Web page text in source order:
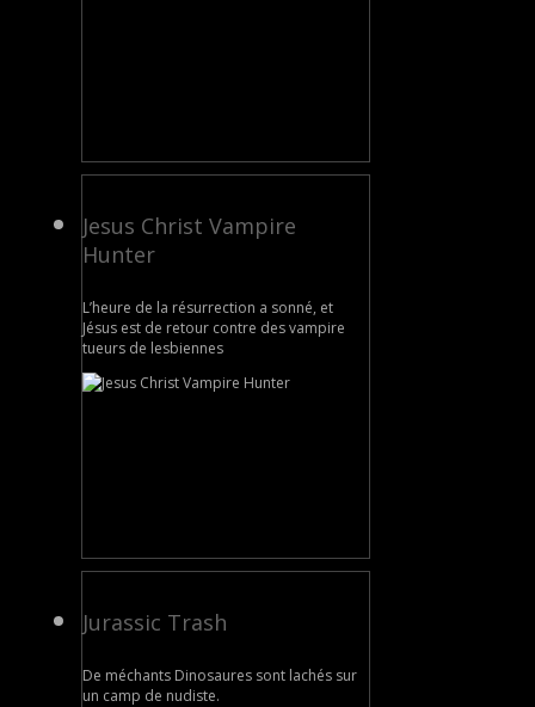
Jesus Christ Vampire
Hunter
L’heure de la résurrection a sonné, et
Jésus est de retour contre des vampire
tueurs de lesbiennes
Jurassic Trash
De méchants Dinosaures sont lachés sur
un camp de nudiste.